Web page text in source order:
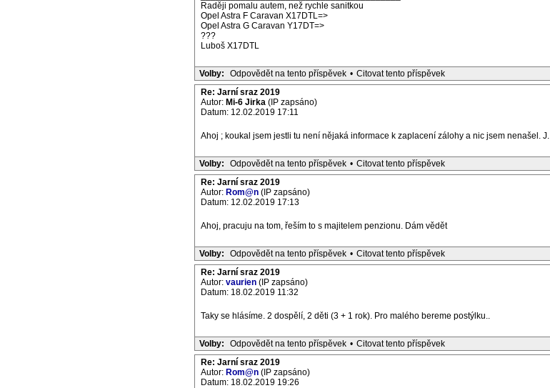
Raději pomalu autem, než rychle sanitkou
Opel Astra F Caravan X17DTL=>
Opel Astra G Caravan Y17DT=>
???
Luboš X17DTL
Volby: Odpovědět na tento příspěvek • Citovat tento příspěvek
Re: Jarní sraz 2019
Autor: Mi-6 Jirka (IP zapsáno)
Datum: 12.02.2019 17:11
Ahoj ; koukal jsem jestli tu není nějaká informace k zaplacení zálohy a nic jsem nenašel. J.
Volby: Odpovědět na tento příspěvek • Citovat tento příspěvek
Re: Jarní sraz 2019
Autor: Rom@n (IP zapsáno)
Datum: 12.02.2019 17:13
Ahoj, pracuju na tom, řeším to s majitelem penzionu. Dám vědět
Volby: Odpovědět na tento příspěvek • Citovat tento příspěvek
Re: Jarní sraz 2019
Autor: vaurien (IP zapsáno)
Datum: 18.02.2019 11:32
Taky se hlásíme. 2 dospělí, 2 děti (3 + 1 rok). Pro malého bereme postýlku..
Volby: Odpovědět na tento příspěvek • Citovat tento příspěvek
Re: Jarní sraz 2019
Autor: Rom@n (IP zapsáno)
Datum: 18.02.2019 19:26